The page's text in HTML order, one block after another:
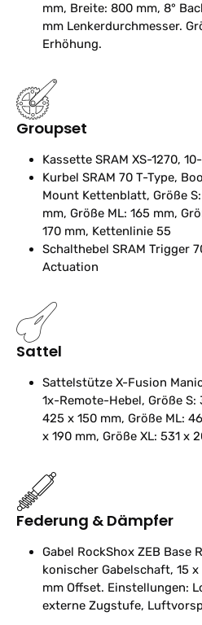
mm, Breite: 800 mm, 8°
mm Lenkerdurchmesser.
Erhöhung.
Groupset
Kassette SRAM XS-1270,
Kurbel SRAM 70 T-Type,
Mount Kettenblatt, Größe
mm, Größe ML: 165 mm,
170 mm, Kettenlinie 55
Schalthebel SRAM Trigger
Actuation
Sattel
Sattelstütze X-Fusion
1x-Remote-Hebel, Größe S:
425 x 150 mm, Größe ML:
x 190 mm, Größe XL: 531 x
Federung & Dämpfer
Gabel RockShox ZEB Base
konischer Gabelschaft, 15
mm Offset. Einstellungen:
externe Zugstufe,